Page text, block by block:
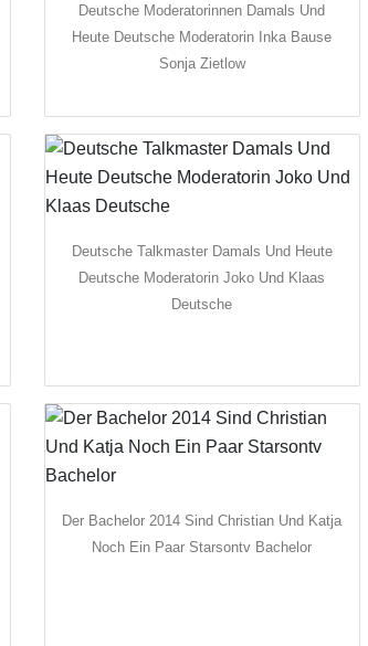
Deutsche Moderatorinnen Damals Und
Heute Deutsche Moderatorin Inka Bause
Sonja Zietlow
Deutsche Talkmaster Damals Und Heute
Deutsche Moderatorin Joko Und Klaas
Deutsche
Der Bachelor 2014 Sind Christian Und Katja
Noch Ein Paar Starsontv Bachelor